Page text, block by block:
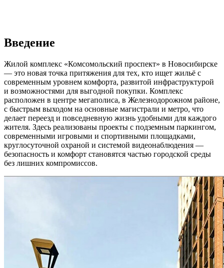
Введение
Жилой комплекс «Комсомольский проспект» в Новосибирске
— это новая точка притяжения для тех, кто ищет жильё с
современным уровнем комфорта, развитой инфраструктурой
и возможностями для выгодной покупки. Комплекс
расположен в центре мегаполиса, в Железнодорожном районе,
с быстрым выходом на основные магистрали и метро, что
делает переезд и повседневную жизнь удобными для каждого
жителя. Здесь реализованы проекты с подземным паркингом,
современными игровыми и спортивными площадками,
круглосуточной охраной и системой видеонаблюдения —
безопасность и комфорт становятся частью городской среды
без лишних компромиссов.